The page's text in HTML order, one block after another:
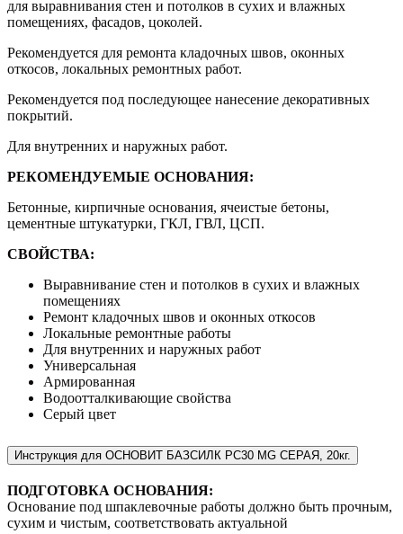
для выравнивания стен и потолков в сухих и влажных
помещениях, фасадов, цоколей.
Рекомендуется для ремонта кладочных швов, оконных
откосов, локальных ремонтных работ.
Рекомендуется под последующее нанесение декоративных
покрытий.
Для внутренних и наружных работ.
РЕКОМЕНДУЕМЫЕ ОСНОВАНИЯ:
Бетонные, кирпичные основания, ячеистые бетоны,
цементные штукатурки, ГКЛ, ГВЛ, ЦСП.
СВОЙСТВА:
Выравнивание стен и потолков в сухих и влажных
помещениях
Ремонт кладочных швов и оконных откосов
Локальные ремонтные работы
Для внутренних и наружных работ
Универсальная
Армированная
Водоотталкивающие свойства
Серый цвет
Инструкция для ОСНОВИТ БАЗСИЛК PC30 MG СЕРАЯ, 20кг.
ПОДГОТОВКА ОСНОВАНИЯ:
Основание под шпаклевочные работы должно быть прочным,
сухим и чистым, соответствовать актуальной